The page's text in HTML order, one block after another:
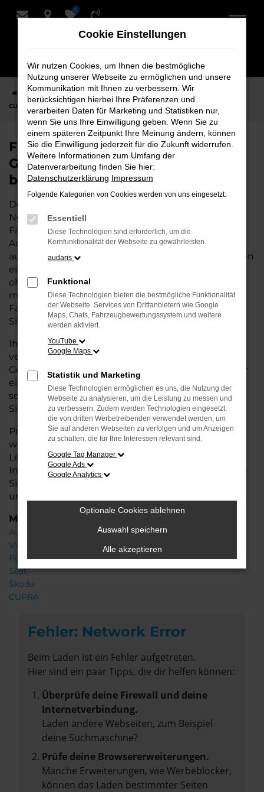
Zum
0
Startseite Nordenham CUPRA CUPRA Ateca
CUPRA Ateca Gebrauchtwagen für Nordenham bei Schmidt + Koch
Finden Sie Ihren CUPRA Ateca
Gebrauchtwagen für Nordenham
bei Schmidt + Koch
Der CUPRA Ateca ist die perfekte Wahl für alle in
Nordenham, die ein zuverlässiges und modernes
Fahrzeug suchen.Mit seiner erstklassigen
Ausstattung, der niedrigen Laufleistung und der
ausgezeichneten Pflege ist dieser Gebrauchtwagen
eine kostengünstige Alternative zum Neuwagen,
ohne auf Komfort und Qualität verzichten zu
müssen. Ob im Stadtverkehr oder für längere
Fahrten, der Ateca überzeugt durch Fahrkomfort,
Sicherheit und Wirtschaftlichkeit.
Ihr CUPRA Autohaus in Nordenham ist Ihr
vertrauenswürdiger Partner, wenn es um
Gebrauchtwagen geht. Wir bieten Ihnen nicht nur
eine große Auswahl an geprüften Fahrzeugen,
sondern auch eine fachkundige Beratung, damit
Sie das für Sie passende Modell finden.
Profitieren Sie von unseren zusätzlichenServices
wie attraktiven Finanzierungsmöglichkeiten,
Leasingangeboten und der bequemen
Inzahlungnahme Ihres alten Fahrzeugs. Besuchen
Sie uns und überzeugen Sie sich von der Qualität
und dem Service, den wir Ihnen bieten!
Marken
Audi
VW
Porsche
Seat
Škoda
CUPRA
Fehler: Network Error
Beim Laden ist ein Fehler aufgetreten.
Hier sind ein paar Tipps, die dir helfen können:
Überprüfe deine Firewall und deine
Internetverbindung.
Laden andere Webseiten, zum Beispiel
deine Suchmaschine?
Prüfe deine Browsererweiterungen.
Manche Erweiterungen, wie Werbeblocker,
können das Laden bestimmter Seiten
Cookie Einstellungen
Wir nutzen Cookies, um Ihnen die bestmögliche
Nutzung unserer Webseite zu ermöglichen und unsere
Kommunikation mit Ihnen zu verbessern. Wir
berücksichtigen hierbei Ihre Präferenzen und
verarbeiten Daten für Marketing und Statistiken nur,
wenn Sie uns Ihre Einwilligung geben. Wenn Sie zu
einem späteren Zeitpunkt Ihre Meinung ändern, können
Sie die Einwilligung jederzeit für die Zukunft widerrufen.
Weitere Informationen zum Umfang der
Datenverarbeitung finden Sie hier:
Datenschutzerklärung Impressum
Folgende Kategorien von Cookies werden von uns eingesetzt:
Essentiell
Diese Technologien sind erforderlich, um die
Kernfunktionalität der Webseite zu gewährleisten.
audaris
Funktional
Diese Technologien bieten die bestmögliche Funktionalität
der Webseite. Services von Drittanbietern wie Google
Maps, Chats, Fahrzeugbewertungssystem und weitere
werden aktiviert.
YouTube
Google Maps
Statistik und Marketing
Diese Technologien ermöglichen es uns, die Nutzung der
Webseite zu analysieren, um die Leistung zu messen und
zu verbessern. Zudem werden Technologien eingesetzt,
die von dritten Werbetreibenden verwendet werden, um
Sie auf anderen Webseiten zu verfolgen und um Anzeigen
zu schalten, die für Ihre Interessen relevant sind.
Google Tag Manager
Google Ads
Google Analytics
Optionale Cookies ablehnen
Auswahl speichern
Alle akzeptieren